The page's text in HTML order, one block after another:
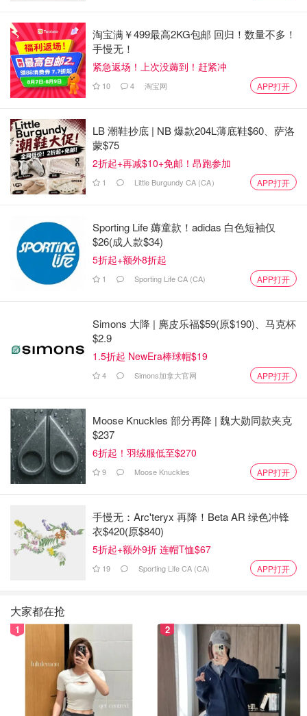
整部电影的转场和视觉绝了！前半段是传统的潮汕乡村生
活，充满了烟火气和亲情的温暖；后半段转战泰国，异国他
乡的华侨奋斗史被拉开。素人演员质朴至极的表演，反而还
原了生命最真实的纹理，高级又高级！
3️⃣ 海外华人的集体共鸣
作为海外党，看到电影里关于“下南洋”、“寻根”和华侨在异
国扎根拼搏的片段，真的代入感太强了。那种无论走多远都
忘不掉的乡音和家国情怀，看完只想立刻给家里的老人打个
强烈推荐和集美、家人们一起去看，也非常适合带长辈去寻
找共鸣。已经看过的姐妹们，你们被哪个细节戳到了？还没
看的赶紧冲，这绝对是今年最值得自来水安利的华语佳作！
2026北美即将上映中国电影盘点 - 热
门好看的华语大片持续更新 - 7月最新
淘宝满￥499最高2KG包邮 回归！数量不多！
手慢无！
紧急返场！上次没薅到！赶紧冲
10 4 淘宝网 APP打开
LB 潮鞋抄底 | NB 爆款204L薄底鞋$60、萨洛
蒙$75
2折起+再减$10+免邮！昂跑参加
1 Little Burgundy CA (CA） APP打开
Sporting Life 薅童款！adidas 白色短袖仅
$26(成人款$34)
5折起+额外8折起
1 Sporting Life CA (CA) APP打开
Simons 大降 | 麂皮乐福$59(原$190)、马克杯
$2.9
1.5折起 NewEra棒球帽$19
4 Simons加拿大官网 APP打开
Moose Knuckles 部分再降 | 魏大勋同款夹克
$237
6折起！羽绒服低至$270
9 Moose Knuckles APP打开
手慢无：Arc'teryx 再降！Beta AR 绿色冲锋
衣$420(原$840)
5折起+额外9折 连帽T恤$67
19 Sporting Life CA (CA) APP打开
大家都在抢
1 2